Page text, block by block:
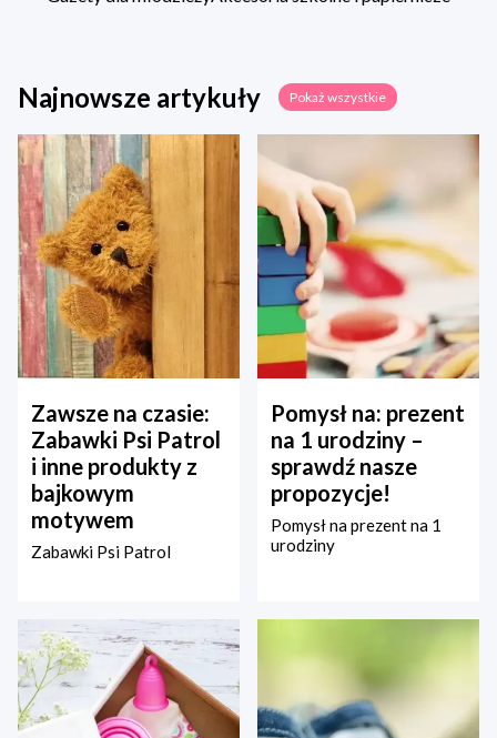
Najnowsze artykuły Pokaż wszystkie
Zawsze na czasie:
Zabawki Psi Patrol
i inne produkty z
bajkowym
motywem
Zabawki Psi Patrol
Pomysł na: prezent
na 1 urodziny –
sprawdź nasze
propozycje!
Pomysł na prezent na 1
urodziny